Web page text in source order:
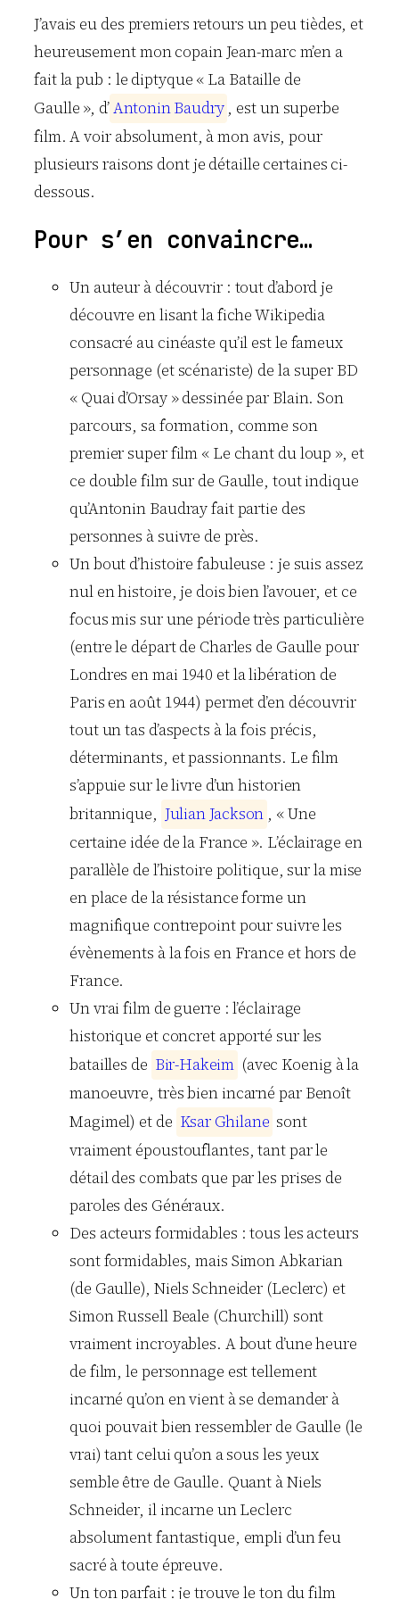
J’avais eu des premiers retours un peu tièdes, et
heureusement mon copain Jean-marc m’en a
fait la pub : le diptyque « La Bataille de
Gaulle », d’AntoninBaudry , est un superbe
film. A voir absolument, à mon avis, pour
plusieurs raisons dont je détaille certaines ci-
dessous.
Pour s’en convaincre…
Un auteur à découvrir : tout d’abord je
découvre en lisant la fiche Wikipedia
consacré au cinéaste qu’il est le fameux
personnage (et scénariste) de la super BD
« Quai d’Orsay » dessinée par Blain. Son
parcours, sa formation, comme son
premier super film « Le chant du loup », et
ce double film sur de Gaulle, tout indique
qu’Antonin Baudray fait partie des
personnes à suivre de près.
Un bout d’histoire fabuleuse : je suis assez
nul en histoire, je dois bien l’avouer, et ce
focus mis sur une période très particulière
(entre le départ de Charles de Gaulle pour
Londres en mai 1940 et la libération de
Paris en août 1944) permet d’en découvrir
tout un tas d’aspects à la fois précis,
déterminants, et passionnants. Le film
s’appuie sur le livre d’un historien
britannique, Julian Jackson , « Une
certaine idée de la France ». L’éclairage en
parallèle de l’histoire politique, sur la mise
en place de la résistance forme un
magnifique contrepoint pour suivre les
évènements à la fois en France et hors de
France.
Un vrai film de guerre : l’éclairage
historique et concret apporté sur les
batailles de Bir-Hakeim (avec Koenig à la
manoeuvre, très bien incarné par Benoît
Magimel) et de Ksar Ghilane sont
vraiment époustouflantes, tant par le
détail des combats que par les prises de
paroles des Généraux.
Des acteurs formidables : tous les acteurs
sont formidables, mais Simon Abkarian
(de Gaulle), Niels Schneider (Leclerc) et
Simon Russell Beale (Churchill) sont
vraiment incroyables. A bout d’une heure
de film, le personnage est tellement
incarné qu’on en vient à se demander à
quoi pouvait bien ressembler de Gaulle (le
vrai) tant celui qu’on a sous les yeux
semble être de Gaulle. Quant à Niels
Schneider, il incarne un Leclerc
absolument fantastique, empli d’un feu
sacré à toute épreuve.
Un ton parfait : je trouve le ton du film